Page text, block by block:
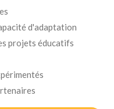
d'adaptation
projets éducatifs